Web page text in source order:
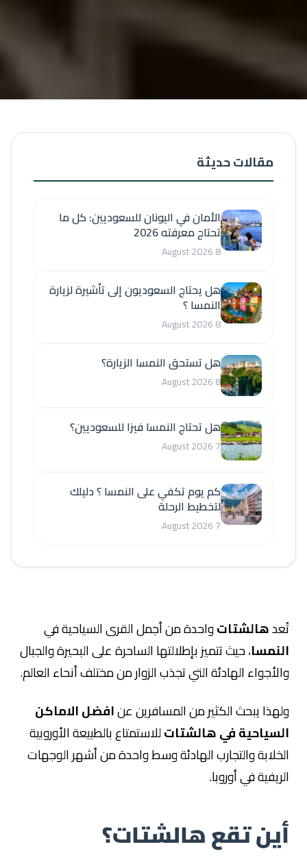
تُعدهالشتاتواحدة من أجمل القرى السياحية في
النمسا، حيث تتميز بإطلالتها الساحرة على البحيرة والجبال
والأجواء الهادئة التي تجذب الزوار من مختلف أنحاء العالم.
ولهذا يبحث الكثير من المسافرين عنافضل الاماكن
السياحية في هالشتاتللاستمتاع بالطبيعة الأوروبية
الخلابة والتجارب الهادئة وسط واحدة من أشهر الوجهات
الريفية في أوروبا.
أين تقع هالشتات؟
مقالات حديثة
الأمان في اليونان للسعوديين: كل ما
تحتاج معرفته 2026
8 August 2026
هل يحتاج السعوديون إلى تأشيرة لزيارة
النمسا ؟
8 August 2026
هل تستحق النمسا الزيارة؟
8 August 2026
هل تحتاج النمسا فيزا للسعوديين؟
7 August 2026
كم يوم تكفي على النمسا ؟ دليلك
لتخطيط الرحلة
7 August 2026